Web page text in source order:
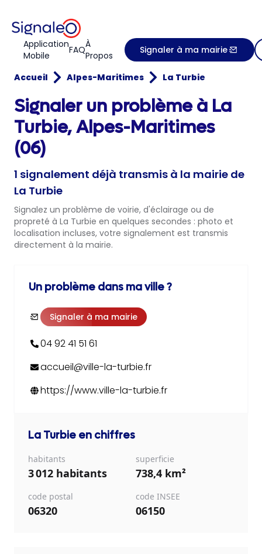
Application
Mobile
FAQÀ
Propos
Signaler à ma mairie
Accueil Alpes-Maritimes La Turbie
Signaler un problème à La
Turbie, Alpes-Maritimes
(06)
1 signalement déjà transmis à la mairie de
La Turbie
Signalez un problème de voirie, d'éclairage ou de
propreté à La Turbie en quelques secondes : photo et
localisation incluses, votre signalement est transmis
directement à la mairie.
Un problème dans ma ville ?
Signaler à ma mairie
04 92 41 51 61
accueil@ville-la-turbie.fr
https://www.ville-la-turbie.fr
La Turbie en chiffres
habitants
3 012 habitants
superficie
738,4 km²
code postal
06320
code INSEE
06150